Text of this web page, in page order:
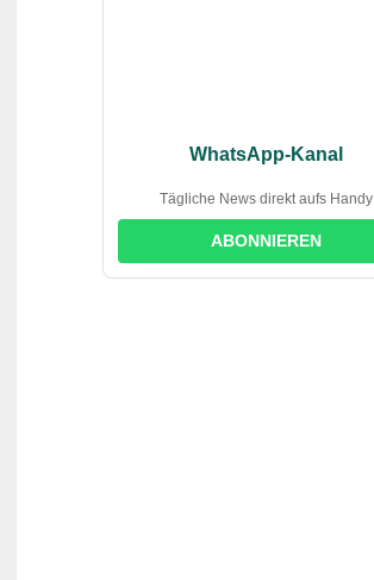
WhatsApp-Kanal
Tägliche News direkt aufs Handy
ABONNIEREN